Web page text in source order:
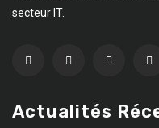
secteur IT.
Actualités